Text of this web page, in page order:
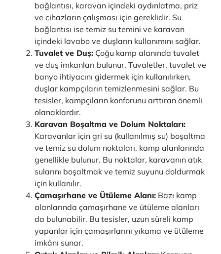
bağlantısı, karavan içindeki aydınlatma, priz
ve cihazların çalışması için gereklidir. Su
bağlantısı ise temiz su temini ve karavan
içindeki lavabo ve duşların kullanımını sağlar.
Tuvalet ve Duş: Çoğu kamp alanında tuvalet
ve duş imkanları bulunur. Tuvaletler, tuvalet ve
banyo ihtiyacını gidermek için kullanılırken,
duşlar kampçıların temizlenmesini sağlar. Bu
tesisler, kampçıların konforunu arttıran önemli
olanaklardır.
Karavan Boşaltma ve Dolum Noktaları:
Karavanlar için gri su (kullanılmış su) boşaltma
ve temiz su dolum noktaları, kamp alanlarında
genellikle bulunur. Bu noktalar, karavanın atık
sularını boşaltmak ve temiz suyunu doldurmak
için kullanılır.
Çamaşırhane ve Ütüleme Alanı: Bazı kamp
alanlarında çamaşırhane ve ütüleme alanları
da bulunabilir. Bu tesisler, uzun süreli kamp
yapanlar için çamaşırlarını yıkama ve ütüleme
imkânı sunar.